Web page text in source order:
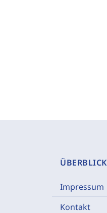
ÜBERBLICK
Impressum
Kontakt